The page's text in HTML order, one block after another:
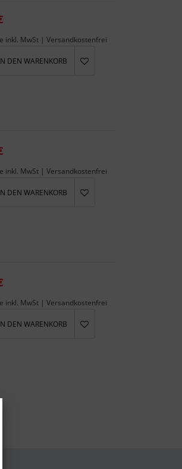
inkl. MwSt | Versandkostenfrei
DEN WARENKORB
inkl. MwSt | Versandkostenfrei
DEN WARENKORB
inkl. MwSt | Versandkostenfrei
DEN WARENKORB